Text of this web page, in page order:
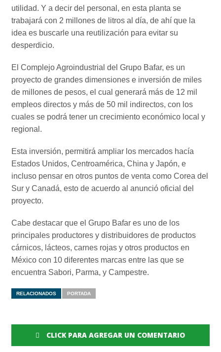
utilidad. Y a decir del personal, en esta planta se
trabajará con 2 millones de litros al día, de ahí que la
idea es buscarle una reutilización para evitar su
desperdicio.
El Complejo Agroindustrial del Grupo Bafar, es un
proyecto de grandes dimensiones e inversión de miles
de millones de pesos, el cual generará más de 12 mil
empleos directos y más de 50 mil indirectos, con los
cuales se podrá tener un crecimiento económico local y
regional.
Esta inversión, permitirá ampliar los mercados hacía
Estados Unidos, Centroamérica, China y Japón, e
incluso pensar en otros puntos de venta como Corea del
Sur y Canadá, esto de acuerdo al anunció oficial del
proyecto.
Cabe destacar que el Grupo Bafar es uno de los
principales productores y distribuidores de productos
cárnicos, lácteos, carnes rojas y otros productos en
México con 10 diferentes marcas entre las que se
encuentra Sabori, Parma, y Campestre.
RELACIONADOS PORTADA
CLICK PARA AGREGAR UN COMENTARIO